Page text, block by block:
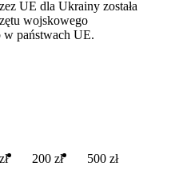
UE dla Ukrainy została
wojskowego
państwach UE.
200 zł 500 zł